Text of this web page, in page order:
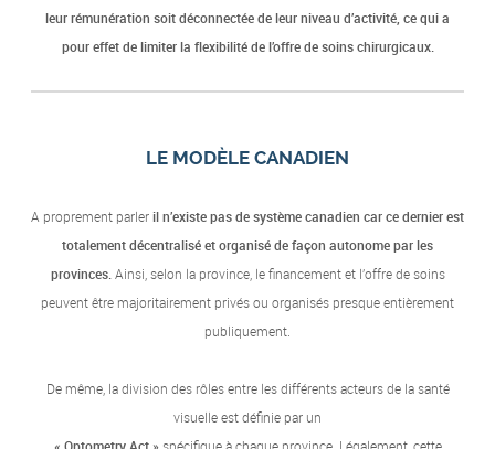
leur rémunération soit déconnectée de leur niveau d’activité, ce qui a
pour effet de limiter la flexibilité de l’offre de soins chirurgicaux.
LE MODÈLE CANADIEN
A proprement parleril n’existe pas de système canadien car ce dernier est
totalement décentralisé et organisé de façon autonome par les
provinces.Ainsi, selon la province, le financement et l’offre de soins
peuvent être majoritairement privés ou organisés presque entièrement
publiquement.
De même, la division des rôles entre les différents acteurs de la santé
visuelle est définie par un